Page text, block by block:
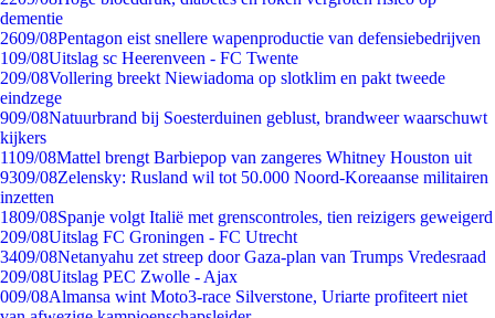
dementie
2609/08Pentagon eist snellere wapenproductie van defensiebedrijven
109/08Uitslag sc Heerenveen - FC Twente
209/08Vollering breekt Niewiadoma op slotklim en pakt tweede
eindzege
909/08Natuurbrand bij Soesterduinen geblust, brandweer waarschuwt
kijkers
1109/08Mattel brengt Barbiepop van zangeres Whitney Houston uit
9309/08Zelensky: Rusland wil tot 50.000 Noord-Koreaanse militairen
inzetten
1809/08Spanje volgt Italië met grenscontroles, tien reizigers geweigerd
209/08Uitslag FC Groningen - FC Utrecht
3409/08Netanyahu zet streep door Gaza-plan van Trumps Vredesraad
209/08Uitslag PEC Zwolle - Ajax
009/08Almansa wint Moto3-race Silverstone, Uriarte profiteert niet